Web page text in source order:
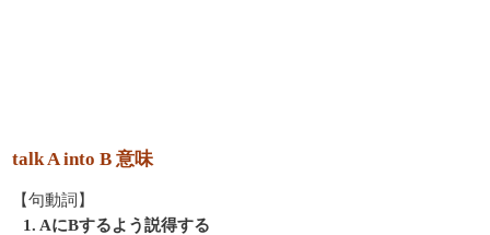
talk A into B 意味
【句動詞】
1. AにBするよう説得する